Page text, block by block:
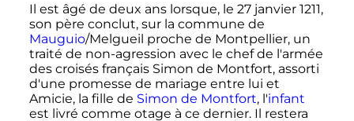
Il est âgé de deux ans lorsque, le 27 janvier 1211,
son père conclut, sur la commune de
Mauguio/Melgueil proche de Montpellier, un
traité de non-agression avec le chef de l'armée
des croisés français Simon de Montfort, assorti
d'une promesse de mariage entre lui et
Amicie, la fille de Simon de Montfort, l'infant
est livré comme otage à ce dernier. Il restera